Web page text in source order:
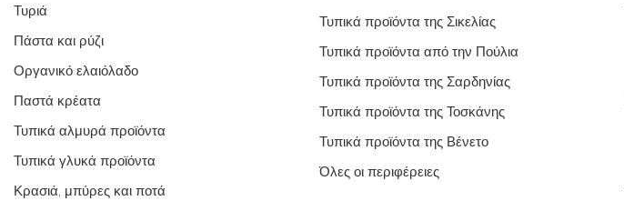
Τυριά
Πάστα και ρύζι
Οργανικό ελαιόλαδο
Παστά κρέατα
Τυπικά αλμυρά προϊόντα
Τυπικά γλυκά προϊόντα
Κρασιά, μπύρες και ποτά
Τυπικά προϊόντα της Σικελίας
Τυπικά προϊόντα από την Πούλια
Τυπικά προϊόντα της Σαρδηνίας
Τυπικά προϊόντα της Τοσκάνης
Τυπικά προϊόντα της Βένετο
Όλες οι περιφέρειες